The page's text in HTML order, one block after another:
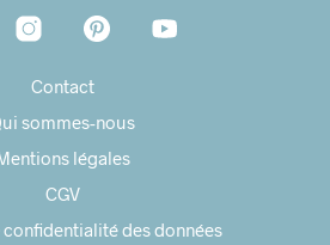
Contact
sommes-nous
légales
CGV
des données